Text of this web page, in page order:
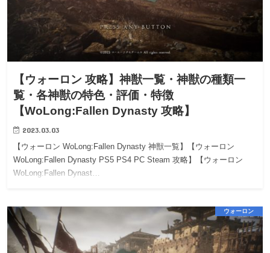
【ウォーロン 攻略】神獣一覧・神獣の種類一
覧・各神獣の特色・評価・特徴
【WoLong:Fallen Dynasty 攻略】
2023.03.03
【ウォーロン WoLong:Fallen Dynasty 神獣一覧】【ウォーロン
WoLong:Fallen Dynasty PS5 PS4 PC Steam 攻略】【ウォーロン
WoLong:Fallen Dynast…
ウォーロン